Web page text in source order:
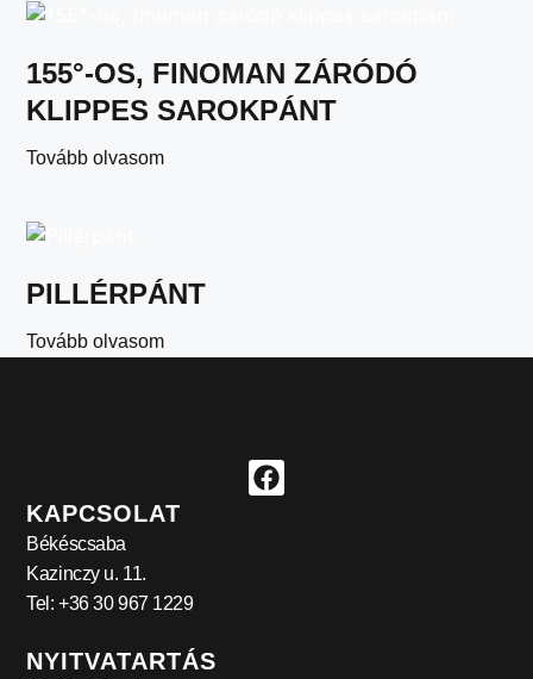
155°-OS, FINOMAN ZÁRÓDÓ
KLIPPES SAROKPÁNT
Tovább olvasom
PILLÉRPÁNT
Tovább olvasom
KAPCSOLAT
Békéscsaba
Kazinczy u. 11.
Tel: +36 30 967 1229
NYITVATARTÁS